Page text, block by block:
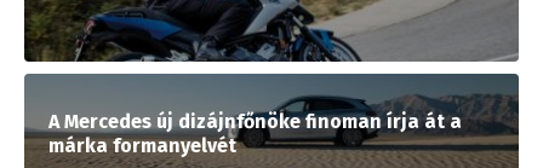
A Mercedes új dizájnfőnöke finoman írja át a
márka formanyelvét